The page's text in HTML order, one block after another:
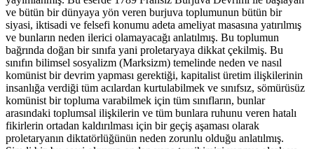
ve bütün bir dünyaya yön veren burjuva toplumunun bütün bir
siyasi, iktisadi ve felsefi konumu adeta ameliyat masasına yatırılmış
ve bunların neden ilerici olamayacağı anlatılmış. Bu toplumun
bağrında doğan bir sınıfa yani proletaryaya dikkat çekilmiş. Bu
sınıfın bilimsel sosyalizm (Marksizm) temelinde neden ve nasıl
komünist bir devrim yapması gerektiği, kapitalist üretim ilişkilerinin
insanlığa verdiği tüm acılardan kurtulabilmek ve sınıfsız, sömürüsüz
komünist bir topluma varabilmek için tüm sınıfların, bunlar
arasındaki toplumsal ilişkilerin ve tüm bunlara ruhunu veren hatalı
fikirlerin ortadan kaldırılması için bir geçiş aşaması olarak
proletaryanın diktatörlüğünün neden zorunlu olduğu anlatılmış.